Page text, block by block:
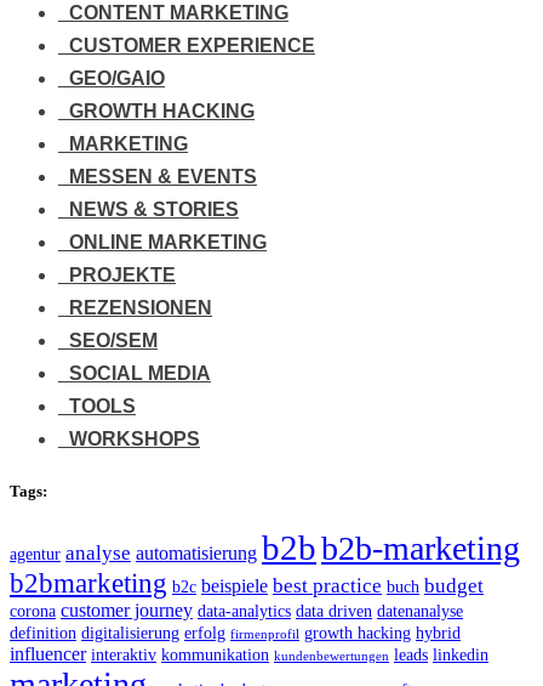
CONTENT MARKETING
CUSTOMER EXPERIENCE
GEO/GAIO
GROWTH HACKING
MARKETING
MESSEN & EVENTS
NEWS & STORIES
ONLINE MARKETING
PROJEKTE
REZENSIONEN
SEO/SEM
SOCIAL MEDIA
TOOLS
WORKSHOPS
Tags:
agentur analyse automatisierung b2bb2b-marketing
b2bmarketing b2c beispiele best practice buch budget
corona customer journey data-analytics data driven datenanalyse
definition digitalisierung erfolg firmenprofil growth hacking hybrid
influencer interaktiv kommunikation kundenbewertungen leads linkedin